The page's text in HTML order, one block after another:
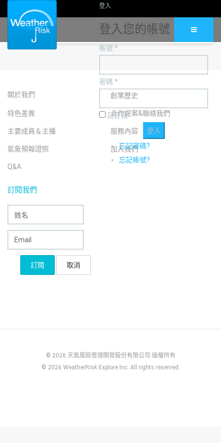
登入
登入您的帳號
帳號 *
密碼 *
記住我
忘記密碼?
忘記帳號?
關於我們 創業歷史
特色差異 合作提案&聯絡我們
主要成員＆主播 服務內容
氣象預報證照 加入我們
Q&A
訂閱我們
© 2026 天氣風險管理開發股份有限公司 版權所有
© 2026 WeatherRisk Explore Inc. All rights reserved.